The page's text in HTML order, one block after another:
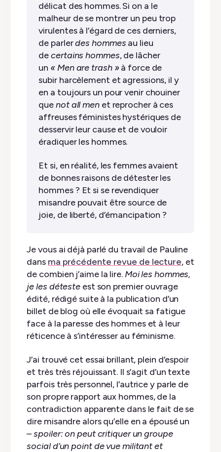
délicat des hommes. Si on a le
malheur de se montrer un peu trop
virulentes à l’égard de ces derniers,
de parlerdes hommes au lieu
decertains hommes, de lâcher
un « Men are trash »à force de
subir harcèlement et agressions, il y
en a toujours un pour venir chouiner
quenot all menet reprocher à ces
affreuses féministes hystériques de
desservir leur cause et de vouloir
éradiquer les hommes.
Et si, en réalité, les femmes avaient
de bonnes raisons de détester les
hommes ? Et si se revendiquer
misandre pouvait être source de
joie, de liberté, d’émancipation ?
Je vous ai déjà parlé du travail de Pauline
dans ma précédente revue de lecture, et
de combien j’aime la lire. Moi les hommes,
je les déteste est son premier ouvrage
édité, rédigé suite à la publication d’un
billet de blog où elle évoquait sa fatigue
face à la paresse des hommes et à leur
réticence à s’intéresser au féminisme.
J’ai trouvé cet essai brillant, plein d’espoir
et très très réjouissant. Il s’agit d’un texte
parfois très personnel, l’autrice y parle de
son propre rapport aux hommes, de la
contradiction apparente dans le fait de se
dire misandre alors qu’elle en a épousé un
–spoiler: on peut critiquer un groupe
social d’un point de vue militant et